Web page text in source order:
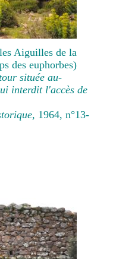
Aiguilles de la
des euphorbes)
située au-
interdit l'accès de
1964, n°13-